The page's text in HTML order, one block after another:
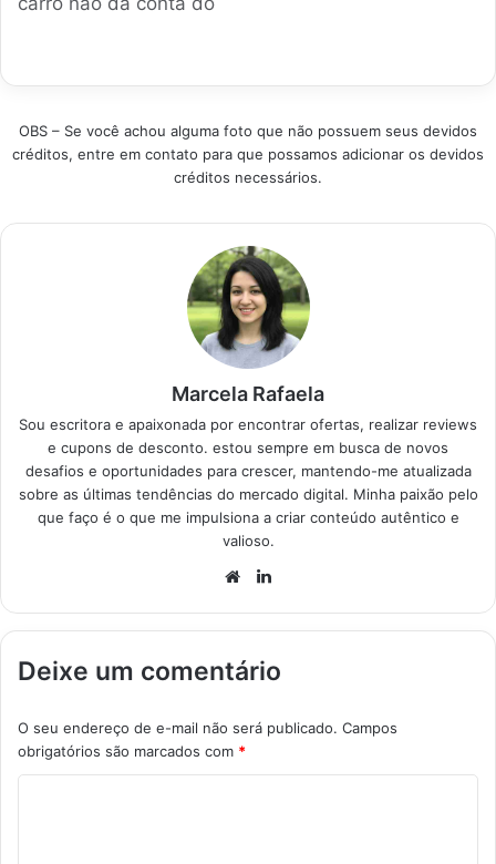
escolha certa.
do churrasco, o
oferece modelos de
alta performance que
seguram o tranco.
modelos mais
OBS – Se você achou alguma foto que não possuem seus devidos
créditos, entre em contato para que possamos adicionar os devidos
créditos necessários.
Marcela Rafaela
Sou escritora e apaixonada por encontrar ofertas, realizar reviews
e cupons de desconto. estou sempre em busca de novos
desafios e oportunidades para crescer, mantendo-me atualizada
sobre as últimas tendências do mercado digital. Minha paixão pelo
que faço é o que me impulsiona a criar conteúdo autêntico e
valioso.
Website
Deixe um comentário
O seu endereço de e-mail não será publicado. Campos
obrigatórios são marcados com *